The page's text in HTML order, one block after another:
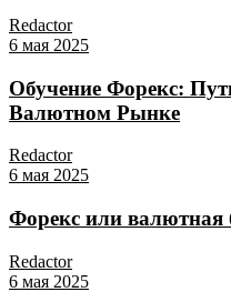
Redactor
6 мая 2025
Обучение Форекс:
Валютном Рынке
Redactor
6 мая 2025
Форекс или валютная
Redactor
6 мая 2025